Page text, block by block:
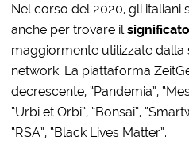
Nel corso del 2020, gli italiani
anche per trovare il
maggiormente utilizzate dalla
network. La piattaforma
decrescente, “Pandemia”,
“Urbi et Orbi”, “Bonsai”,
“RSA”, “Black Lives Matter”.